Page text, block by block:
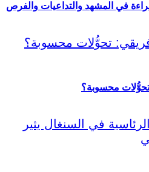
في المشهد والتداعيات والفرص
تحوُّلات محسوبة؟